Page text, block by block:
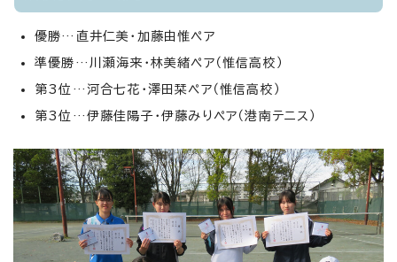
優勝…直井仁美・加藤由惟ペア
準優勝…川瀬海来・林美緒ペア（惟信高校）
第3位…河合七花・澤田栞ペア（惟信高校）
第3位…伊藤佳陽子・伊藤みりペア（港南テニス）